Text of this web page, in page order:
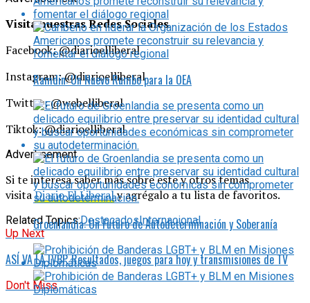
Visita nuestras Redes Sociales
Facebook: @diarioelliberal
Instagram: @diarioelliberal
Twitter: @webelliberal
Tiktok: @diarioelliberal
Advertisement
Si te interesa saber más sobre este y otros temas
visitaDiario El Liberaly agrégalo a tu lista de favoritos.
Related Topics:DestacadosInternacional
Up Next
ASÍ VA LA LVBP. Resultados, juegos para hoy y transmisiones de TV
Don't Miss
Ramdin: Un Nuevo Rumbo para la OEA
Groenlandia: Un Futuro de Autodeterminación y Soberanía